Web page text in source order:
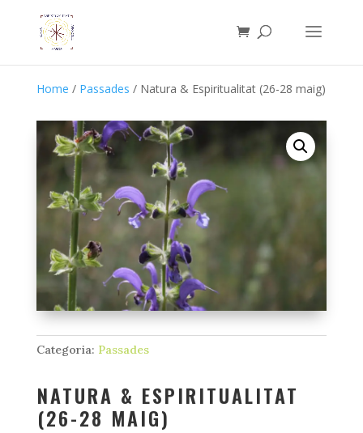
Home / Passades / Natura & Espiritualitat (26-28 maig)
Categoria: Passades
NATURA & ESPIRITUALITAT
(26-28 MAIG)